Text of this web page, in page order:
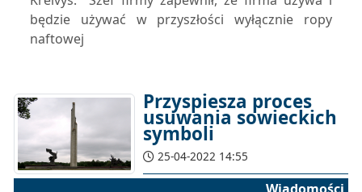
będzie używać w przyszłości wyłącznie ropy
naftowej
Przyspiesza proces
usuwania sowieckich
symboli
25-04-2022 14:55